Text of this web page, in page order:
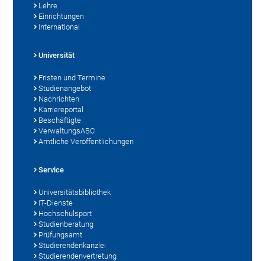
Lehre
Einrichtungen
International
Universität
Fristen und Termine
Studienangebot
Nachrichten
Karriereportal
Beschäftigte
VerwaltungsABC
Amtliche Veröffentlichungen
Service
Universitätsbibliothek
IT-Dienste
Hochschulsport
Studienberatung
Prüfungsamt
Studierendenkanzlei
Studierendenvertretung